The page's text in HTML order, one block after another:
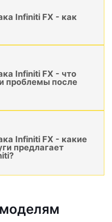
Infiniti FX - как
Infiniti FX - что
проблемы после
Infiniti FX - какие
предлагает